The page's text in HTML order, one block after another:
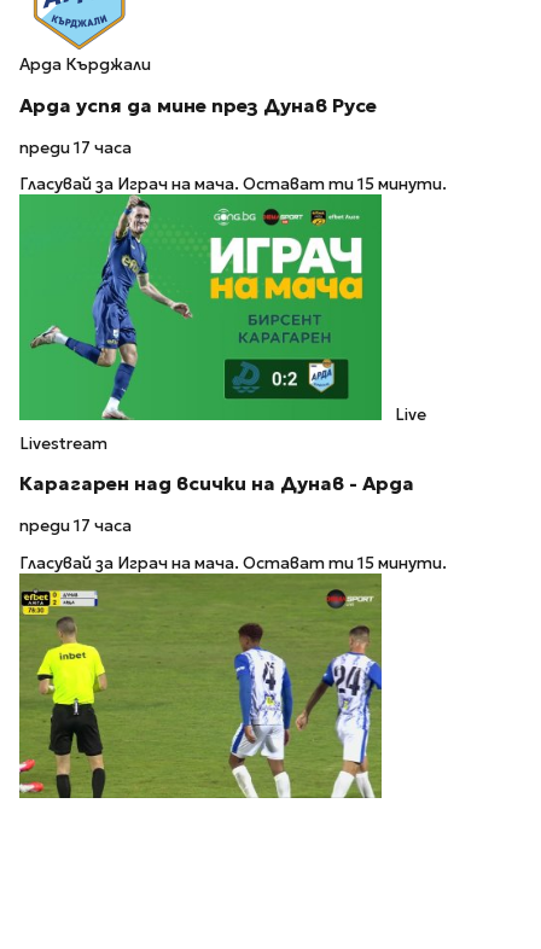
Арда Кърджали
Арда успя да мине през Дунав Русе
преди 17 часа
Гласувай за Играч на мача. Остават ти 15 минути.
Live
Livestream
Карагарен над всички на Дунав - Арда
преди 17 часа
Гласувай за Играч на мача. Остават ти 15 минути.